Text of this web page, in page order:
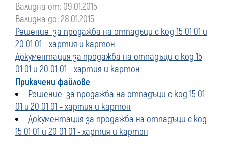
Валидна от: 09.01.2015
Валидна до: 28.01.2015
Решение за продажба на отпадъци с код 15 01 01 и
20 01 01 - хартия и картон
Документация за продажба на отпадъци с код 15
01 01 и 20 01 01 - хартия и картон
Прикачени файлове
Решение за продажба на отпадъци с код 15 01
01 и 20 01 01 - хартия и картон
Документация за продажба на отпадъци с код
15 01 01 и 20 01 01 - хартия и картон